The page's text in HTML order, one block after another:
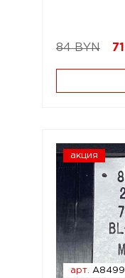
84 BYN 71
акция
арт.